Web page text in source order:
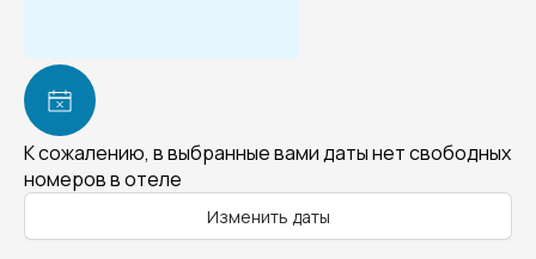
К сожалению, в выбранные вами даты нет свободных
номеров в отеле
Изменить даты